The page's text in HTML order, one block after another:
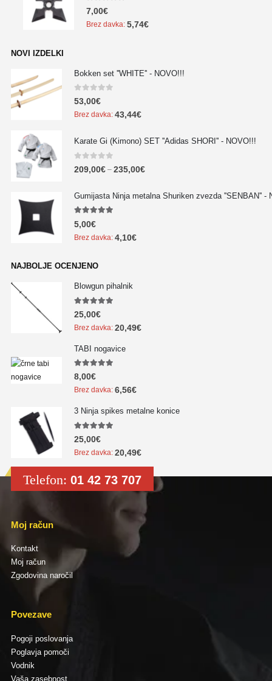
0out of 5
7,00€
Brez davka: 5,74€
NOVI IZDELKI
Bokken set ''WHITE'' - NOVO!!!
0out of 5
53,00€
Brez davka: 43,44€
Karate Gi (Kimono) SET ''Adidas SHORI'' - NOVO!!!
0out of 5
209,00€ – 235,00€
Gumijasta Ninja metalna Shuriken zvezda ''SENBAN'' -
5.00out of 5
5,00€
Brez davka: 4,10€
NAJBOLJE OCENJENO
Blowgun pihalnik
5.00out of 5
25,00€
Brez davka: 20,49€
TABI nogavice
5.00out of 5
8,00€
Brez davka: 6,56€
3 Ninja spikes metalne konice
5.00out of 5
25,00€
Brez davka: 20,49€
Telefon: 01 42 73 707
Moj račun
Kontakt
Moj račun
Zgodovina naročil
Povezave
Pogoji poslovanja
Poglavja pomoči
Vodnik
Vaša zasebnost